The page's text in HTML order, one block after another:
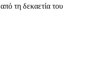
τη δεκαετία του